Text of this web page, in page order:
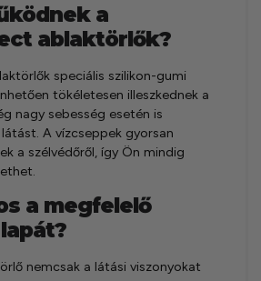
a
ablaktörlők?
speciális szilikon-gumi
tökéletesen illeszkednek a
nagy sebesség esetén is
A vízcseppek gyorsan
a szélvédőről, így Ön mindig
a megfelelő
nemcsak a látási viszonyokat